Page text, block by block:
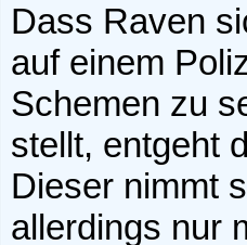
Dass Raven
auf einem
Schemen zu
stellt, entgeht
Dieser nimmt
allerdings nur